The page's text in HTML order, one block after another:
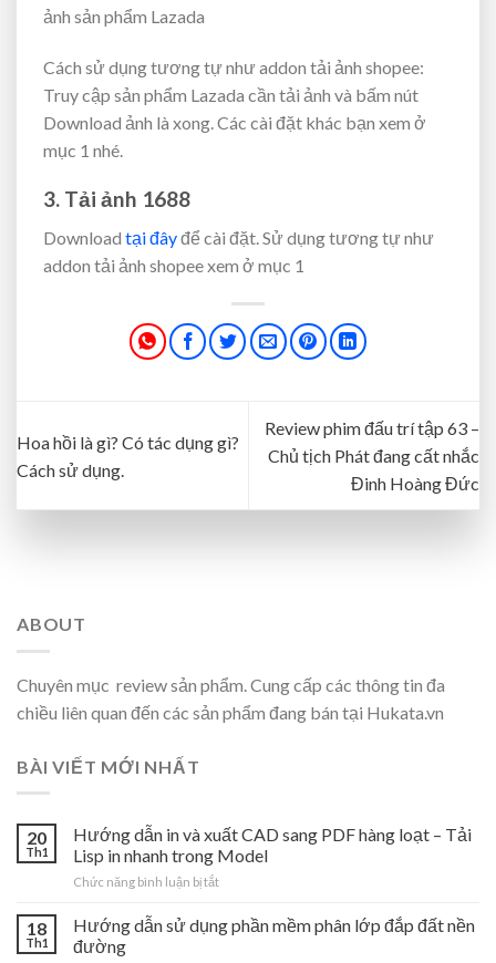
ảnh sản phẩm Lazada
Cách sử dụng tương tự như addon tải ảnh shopee:
Truy cập sản phẩm Lazada cần tải ảnh và bấm nút
Download ảnh là xong. Các cài đặt khác bạn xem ở
mục 1 nhé.
3. Tải ảnh 1688
Download tại đâyđể cài đặt. Sử dụng tương tự như
addon tải ảnh shopee xem ở mục 1
Hoa hồi là gì? Có tác dụng gì?
Cách sử dụng.
Review phim đấu trí tập 63 –
Chủ tịch Phát đang cất nhắc
Đinh Hoàng Đức
ABOUT
Chuyên mục review sản phẩm. Cung cấp các thông tin đa
chiều liên quan đến các sản phẩm đang bán tại Hukata.vn
BÀI VIẾT MỚI NHẤT
20
Th1
Hướng dẫn in và xuất CAD sang PDF hàng loạt – Tải
Lisp in nhanh trong Model
Chức năng bình luận bị tắtở
in
18
Th1
Hướng dẫn sử dụng phần mềm phân lớp đắp đất nền
đường